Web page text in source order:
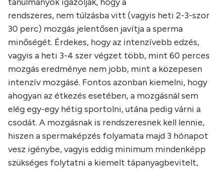
rendszeres, nem túlzásba vitt (vagyis heti 2-3-szor
30 perc) mozgás jelentősen javítja a sperma
minőségét. Érdekes, hogy az intenzívebb edzés,
vagyis a heti 3-4 szer végzet több, mint 60 perces
mozgás eredménye nem jobb, mint a közepesen
intenzív mozgásé. Fontos azonban kiemelni, hogy
ahogyan az étkezés esetében, a mozgásnál sem
elég egy-egy hétig sportolni, utána pedig várni a
csodát. A mozgásnak is rendszeresnek kell lennie,
hiszen a spermaképzés folyamata majd 3 hónapot
vesz igénybe, vagyis eddig minimum mindenképp
szükséges folytatni a kiemelt tápanyagbevitelt,